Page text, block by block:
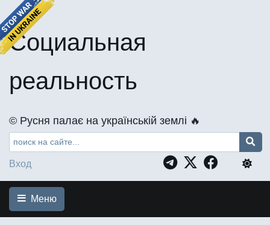
Социальная
реальность
©️ Русня палає на українській землі 🔥
Вход
Меню